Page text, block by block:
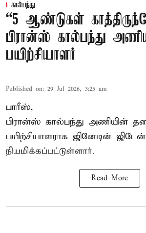
கால்பந்து
“5 ஆண்டுகள்
பிரான்ஸ் கால்பந்து
பயிற்சியாளர்
Published on: 29 Jul 2026, 3:25 am
பாரீஸ்,
பிரான்ஸ் கால்பந்து அணியின்
பயிற்சியாளராக ஜினேடின் ஜிடேன்
நியமிக்கப்பட்டுள்ளார்.
Read More